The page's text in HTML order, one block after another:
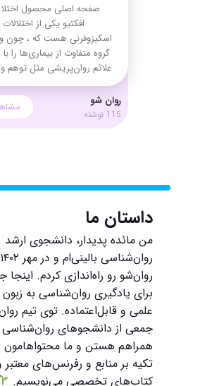
صفحه اصلی محصول
افکتیو یکی از
اسکیزوفرنی هست که ، چون
گروه متفاوت از بیماری‌ها را
علائم روان‌پریشی مثل توهم
روان شو
115 نوشته
داستان ما
من مائده پدیدار، دانشجوی ارشد
روان‌شو رو راه‌اندازی کردم. اینجا
برای یادگیری روان‌شناسی به
علمی و قابل‌اعتماده. توی تیم
جمعی از دانشجوهای روان‌شناسی
همراهم هستن و ما محتواهامون
تکیه بر منابع و رفرنس‌های معتبر
کتاب‌های تخصصی می‌نویسیم.